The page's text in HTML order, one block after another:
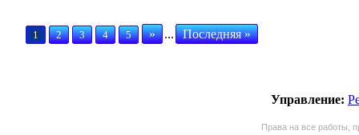
1 2 3 4 5 » ... Последняя »
Управление:
Права на все работы,